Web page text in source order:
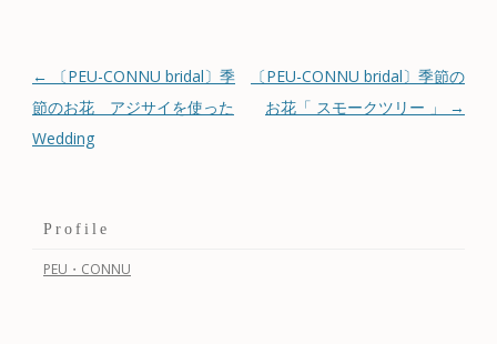
投稿ナビゲーション
←
〔PEU-CONNU bridal〕季
節のお花 アジサイを使った
Wedding
〔PEU-CONNU bridal〕季節の
お花「 スモークツリー 」
→
Profile
PEU・CONNU